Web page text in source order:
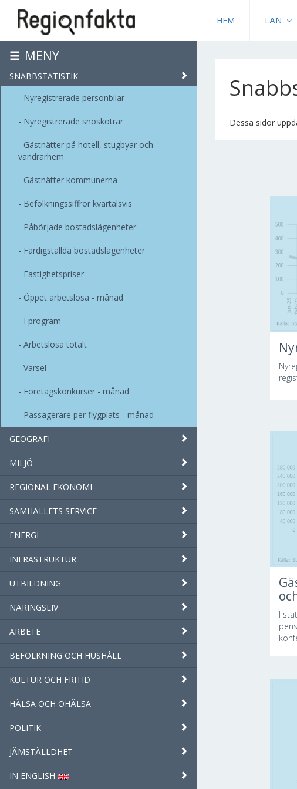
HEM LÄN
MENY
SNABBSTATISTIK
Nyregistrerade personbilar
Nyregistrerade snöskotrar
Gästnätter på hotell, stugbyar och
vandrarhem
Gästnätter kommunerna
Befolkningssiffror kvartalsvis
Påbörjade bostadslägenheter
Färdigställda bostadslägenheter
Fastighetspriser
Öppet arbetslösa - månad
I program
Arbetslösa totalt
Varsel
Företagskonkurser - månad
Passagerare per flygplats - månad
GEOGRAFI
MILJÖ
REGIONAL EKONOMI
SAMHÄLLETS SERVICE
ENERGI
INFRASTRUKTUR
UTBILDNING
NÄRINGSLIV
ARBETE
BEFOLKNING OCH HUSHÅLL
KULTUR OCH FRITID
HÄLSA OCH OHÄLSA
POLITIK
JÄMSTÄLLDHET
IN ENGLISH
Dessa sidor
I